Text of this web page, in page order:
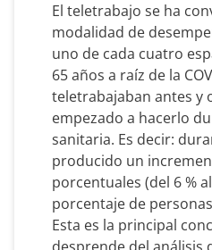
El teletrabajo se ha
modalidad de
uno de cada cuatro
65 años a raíz de la
teletrabajaban antes y
empezado a hacerlo
sanitaria. Es decir:
producido un
porcentuales (del 6 %
porcentaje de
Esta es la principal